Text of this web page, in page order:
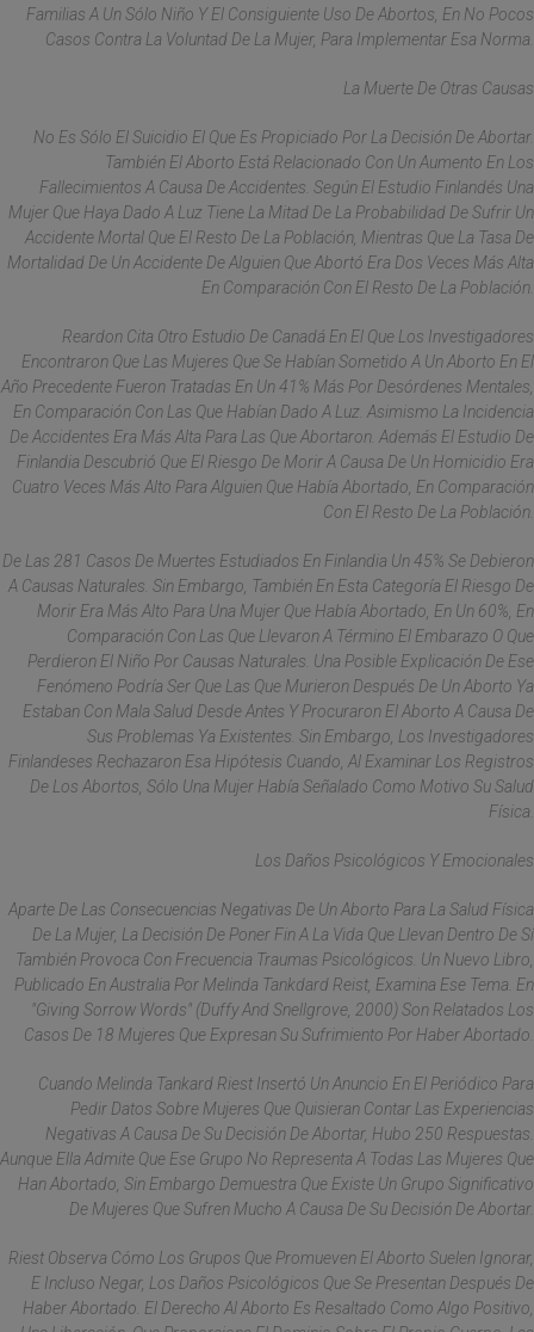
Familias A Un Sólo Niño Y El Consiguiente Uso De Abortos, En No Pocos
Casos Contra La Voluntad De La Mujer, Para Implementar Esa Norma.
La Muerte De Otras Causas
No Es Sólo El Suicidio El Que Es Propiciado Por La Decisión De Abortar.
También El Aborto Está Relacionado Con Un Aumento En Los
Fallecimientos A Causa De Accidentes. Según El Estudio Finlandés Una
Mujer Que Haya Dado A Luz Tiene La Mitad De La Probabilidad De Sufrir Un
Accidente Mortal Que El Resto De La Población, Mientras Que La Tasa De
Mortalidad De Un Accidente De Alguien Que Abortó Era Dos Veces Más Alta
En Comparación Con El Resto De La Población.
Reardon Cita Otro Estudio De Canadá En El Que Los Investigadores
Encontraron Que Las Mujeres Que Se Habían Sometido A Un Aborto En El
Año Precedente Fueron Tratadas En Un 41% Más Por Desórdenes Mentales,
En Comparación Con Las Que Habían Dado A Luz. Asimismo La Incidencia
De Accidentes Era Más Alta Para Las Que Abortaron. Además El Estudio De
Finlandia Descubrió Que El Riesgo De Morir A Causa De Un Homicidio Era
Cuatro Veces Más Alto Para Alguien Que Había Abortado, En Comparación
Con El Resto De La Población.
De Las 281 Casos De Muertes Estudiados En Finlandia Un 45% Se Debieron
A Causas Naturales. Sin Embargo, También En Esta Categoría El Riesgo De
Morir Era Más Alto Para Una Mujer Que Había Abortado, En Un 60%, En
Comparación Con Las Que Llevaron A Término El Embarazo O Que
Perdieron El Niño Por Causas Naturales. Una Posible Explicación De Ese
Fenómeno Podría Ser Que Las Que Murieron Después De Un Aborto Ya
Estaban Con Mala Salud Desde Antes Y Procuraron El Aborto A Causa De
Sus Problemas Ya Existentes. Sin Embargo, Los Investigadores
Finlandeses Rechazaron Esa Hipótesis Cuando, Al Examinar Los Registros
De Los Abortos, Sólo Una Mujer Había Señalado Como Motivo Su Salud
Física.
Los Daños Psicológicos Y Emocionales
Aparte De Las Consecuencias Negativas De Un Aborto Para La Salud Física
De La Mujer, La Decisión De Poner Fin A La Vida Que Llevan Dentro De Sí
También Provoca Con Frecuencia Traumas Psicológicos. Un Nuevo Libro,
Publicado En Australia Por Melinda Tankdard Reist, Examina Ese Tema. En
"Giving Sorrow Words" (Duffy And Snellgrove, 2000) Son Relatados Los
Casos De 18 Mujeres Que Expresan Su Sufrimiento Por Haber Abortado.
Cuando Melinda Tankard Riest Insertó Un Anuncio En El Periódico Para
Pedir Datos Sobre Mujeres Que Quisieran Contar Las Experiencias
Negativas A Causa De Su Decisión De Abortar, Hubo 250 Respuestas.
Aunque Ella Admite Que Ese Grupo No Representa A Todas Las Mujeres Que
Han Abortado, Sin Embargo Demuestra Que Existe Un Grupo Significativo
De Mujeres Que Sufren Mucho A Causa De Su Decisión De Abortar.
Riest Observa Cómo Los Grupos Que Promueven El Aborto Suelen Ignorar,
E Incluso Negar, Los Daños Psicológicos Que Se Presentan Después De
Haber Abortado. El Derecho Al Aborto Es Resaltado Como Algo Positivo,